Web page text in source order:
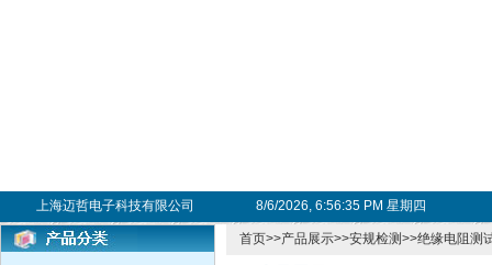
上海迈哲电子科技有限公司 8/6/2026, 6:56:36 PM 星期四
首页>>产品展示>>安规检测>>绝缘电阻测